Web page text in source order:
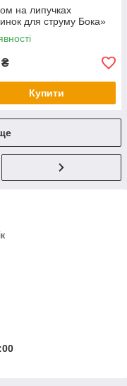
на липучках
для струму Бока»
₴
Купити